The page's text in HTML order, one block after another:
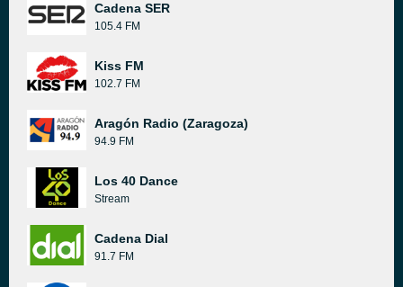
Cadena SER
105.4 FM
Kiss FM
102.7 FM
Aragón Radio (Zaragoza)
94.9 FM
Los 40 Dance
Stream
Cadena Dial
91.7 FM